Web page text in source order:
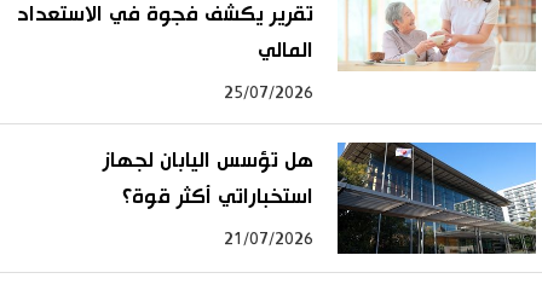
تقرير يكشف فجوة في الاستعداد
المالي
25/07/2026
هل تؤسس اليابان لجهاز
استخباراتي أكثر قوة؟
21/07/2026